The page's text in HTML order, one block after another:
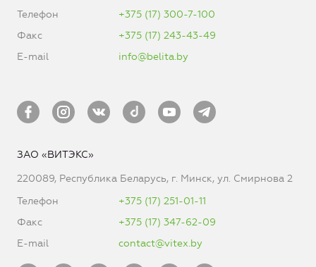
Телефон
+375 (17) 300-7-100
Факс
+375 (17) 243-43-49
E-mail
info@belita.by
ЗАО «ВИТЭКС»
220089, Республика Беларусь, г. Минск, ул. Смирнова 2
Телефон
+375 (17) 251-01-11
Факс
+375 (17) 347-62-09
E-mail
contact@vitex.by